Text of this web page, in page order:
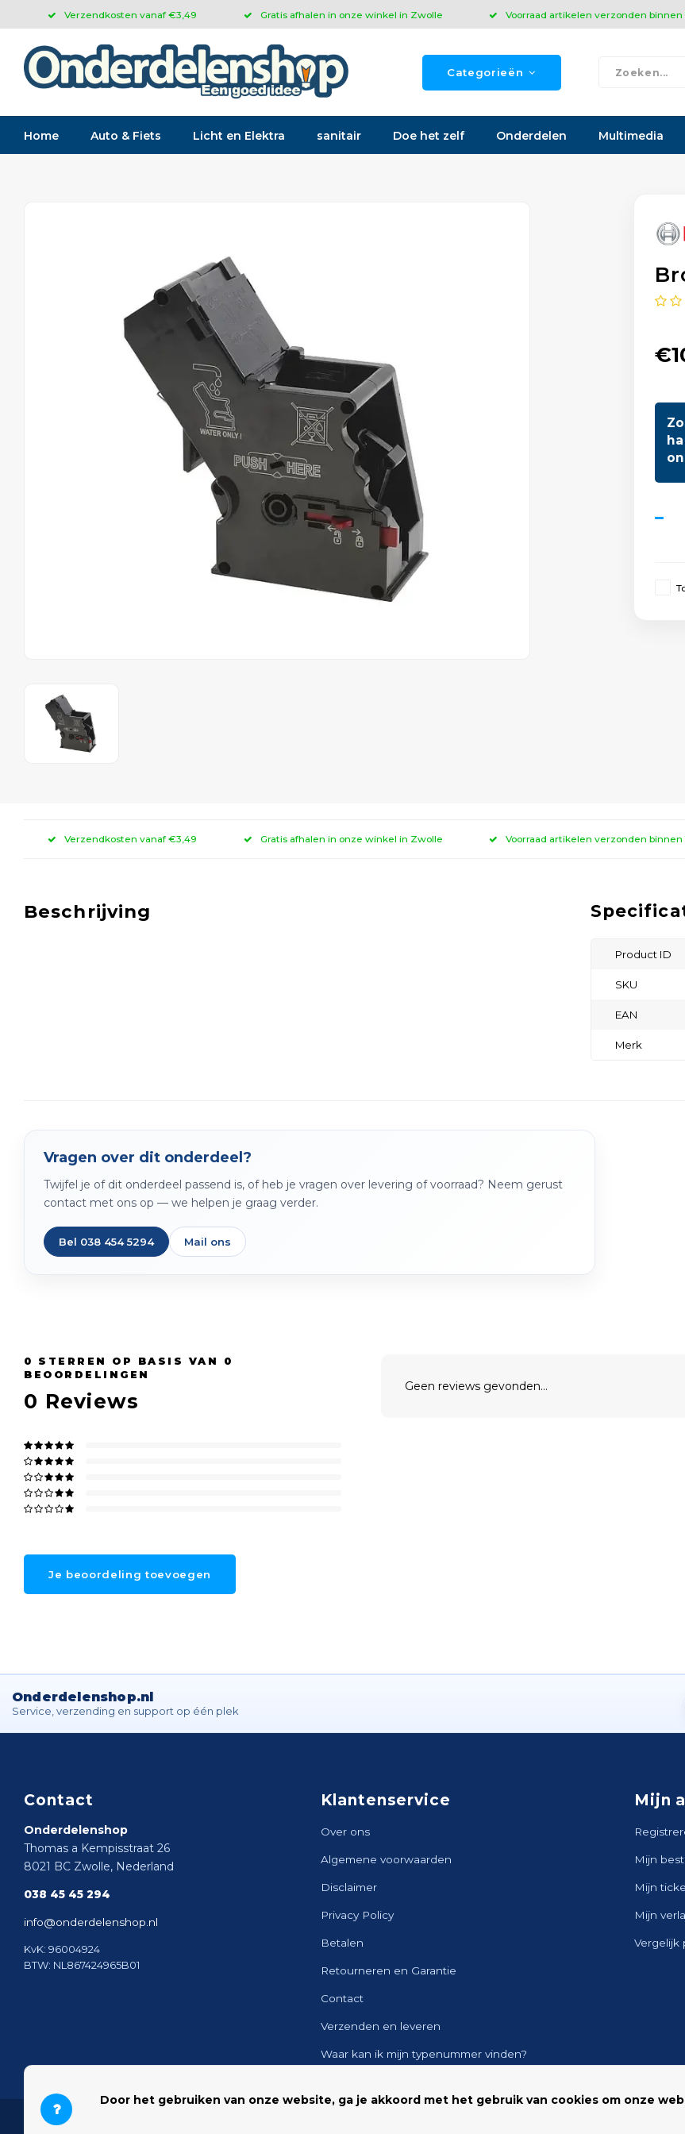
Verzendkosten vanaf €3,49 Gratis afhalen in onze winkel in Zwolle Voorraad artikelen verzonden binnen
Categorieën
Home Auto & Fiets Licht en Elektra sanitair Doe het zelf Onderdelen Multimedia
Verzendkosten vanaf €3,49 Gratis afhalen in onze winkel in Zwolle Voorraad artikelen verzonden binnen
Beschrijving
Product ID
SKU
EAN
Merk
Vragen over dit onderdeel?
Twijfel je of dit onderdeel passend is, of heb je vragen over levering of voorraad? Neem gerust
contact met ons op — we helpen je graag verder.
Bel 038 454 5294 Mail ons
0 STERREN OP BASIS VAN 0
BEOORDELINGEN
0 Reviews
Je beoordeling toevoegen
Geen reviews gevonden...
Onderdelenshop.nl
Service, verzending en support op één plek
Contact
Onderdelenshop
Thomas a Kempisstraat 26
8021 BC Zwolle, Nederland
038 45 45 294
info@onderdelenshop.nl
KvK: 96004924
BTW: NL867424965B01
Klantenservice
Over ons
Algemene voorwaarden
Disclaimer
Privacy Policy
Betalen
Retourneren en Garantie
Contact
Verzenden en leveren
Waar kan ik mijn typenummer vinden?
Mijn
Mijn
Mijn
Mijn
Vergelijk
© 2026 Onderdelenshop - Powered by
Door het gebruiken van onze website, ga je akkoord met het gebruik van cookies om onze